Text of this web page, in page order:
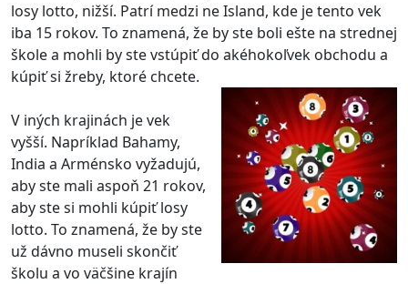
losy lotto, nižší. Patrí medzi ne Island, kde je tento vek
iba 15 rokov. To znamená, že by ste boli ešte na strednej
škole a mohli by ste vstúpiť do akéhokoľvek obchodu a
kúpiť si žreby, ktoré chcete.
V iných krajinách je vek
vyšší. Napríklad Bahamy,
India a Arménsko vyžadujú,
aby ste mali aspoň 21 rokov,
aby ste si mohli kúpiť losy
lotto. To znamená, že by ste
už dávno museli skončiť
školu a vo väčšine krajín